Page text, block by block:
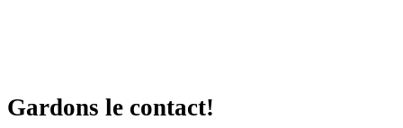
Gardons le contact!